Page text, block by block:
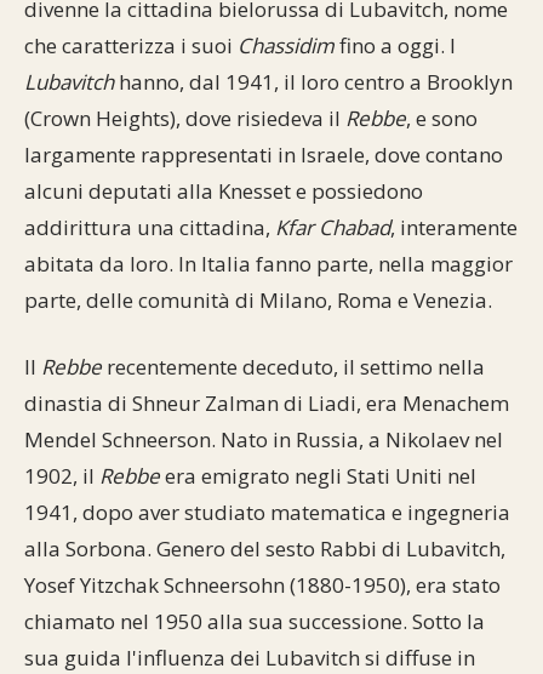
divenne la cittadina bielorussa di Lubavitch, nome
che caratterizza i suoi Chassidimfino a oggi. I
Lubavitchhanno, dal 1941, il loro centro a Brooklyn
(Crown Heights), dove risiedeva il Rebbe, e sono
largamente rappresentati in Israele, dove contano
alcuni deputati alla Knesset e possiedono
addirittura una cittadina, Kfar Chabad, interamente
abitata da loro. In Italia fanno parte, nella maggior
parte, delle comunità di Milano, Roma e Venezia.
Il Rebbe recentemente deceduto, il settimo nella
dinastia di Shneur Zalman di Liadi, era Menachem
Mendel Schneerson. Nato in Russia, a Nikolaev nel
1902, il Rebbeera emigrato negli Stati Uniti nel
1941, dopo aver studiato matematica e ingegneria
alla Sorbona. Genero del sesto Rabbi di Lubavitch,
Yosef Yitzchak Schneersohn (1880-1950), era stato
chiamato nel 1950 alla sua successione. Sotto la
sua guida l'influenza dei Lubavitch si diffuse in